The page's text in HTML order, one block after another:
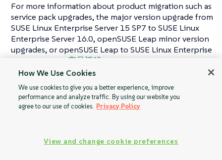
For more information about product migration such as
service pack upgrades, the major version upgrade from
SUSE Linux Enterprise Server 15 SP7 to SUSE Linux
Enterprise Server 16.0, openSUSE Leap minor version
upgrades, or openSUSE Leap to SUSE Linux Enterprise
产品迁移
自动注册
How We Use Cookies
We use cookies to give you a better experience, improve
performance and analyze traffic. By using our website you
agree to our use of cookies. Privacy Policy
View and change cookie preferences